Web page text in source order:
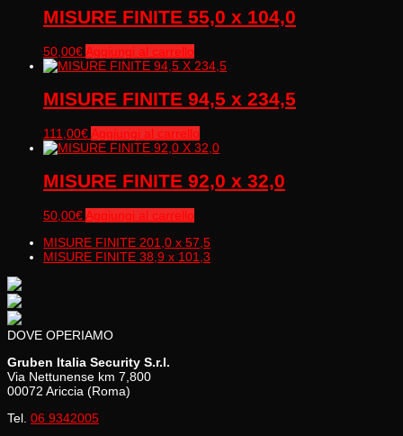
MISURE FINITE 55,0 x 104,0
50,00€ Aggiungi al carrello
MISURE FINITE 94,5 x 234,5
111,00€ Aggiungi al carrello
MISURE FINITE 92,0 x 32,0
50,00€ Aggiungi al carrello
MISURE FINITE 201,0 x 57,5
MISURE FINITE 38,9 x 101,3
DOVE OPERIAMO
Gruben Italia Security S.r.l.
Via Nettunense km 7,800
00072 Ariccia (Roma)
Tel. 06 9342005